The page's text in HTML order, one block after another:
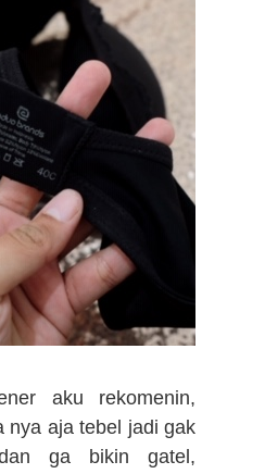
aku rekomenin,
nya aja tebel jadi gak
ga bikin gatel,